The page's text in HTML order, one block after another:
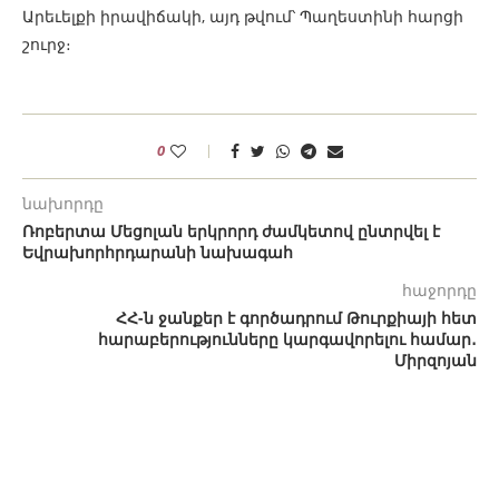
Արեւելքի իրավիճակի, այդ թվում՝ Պաղեստինի հարցի
շուրջ։
0
նախորդը
Ռոբերտա Մեցոլան երկրորդ ժամկետով ընտրվել է
Եվրախորհրդարանի նախագահ
հաջորդը
ՀՀ-ն ջանքեր է գործադրում Թուրքիայի հետ
հարաբերությունները կարգավորելու համար․
Միրզոյան